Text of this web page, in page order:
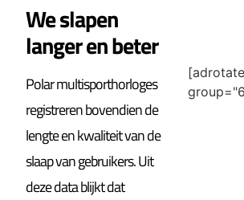
We slapen
langer en beter
Polar multisporthorloges
registreren bovendien de
lengte en kwaliteit van de
slaap van gebruikers. Uit
deze data blijkt dat
[adrotate